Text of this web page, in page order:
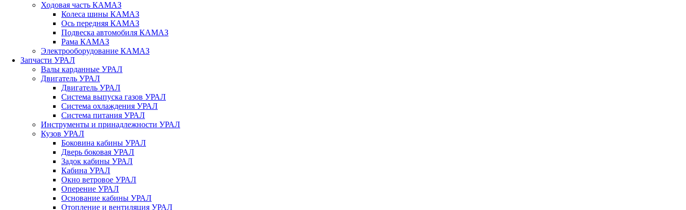
Ходовая часть КАМАЗ
Колеса шины КАМАЗ
Ось передняя КАМАЗ
Подвеска автомобиля КАМАЗ
Рама КАМАЗ
Электрооборудование КАМАЗ
Запчасти УРАЛ
Валы карданные УРАЛ
Двигатель УРАЛ
Двигатель УРАЛ
Система выпуска газов УРАЛ
Система охлаждения УРАЛ
Система питания УРАЛ
Инструменты и принадлежности УРАЛ
Кузов УРАЛ
Боковина кабины УРАЛ
Дверь боковая УРАЛ
Задок кабины УРАЛ
Кабина УРАЛ
Окно ветровое УРАЛ
Оперение УРАЛ
Основание кабины УРАЛ
Отопление и вентиляция УРАЛ